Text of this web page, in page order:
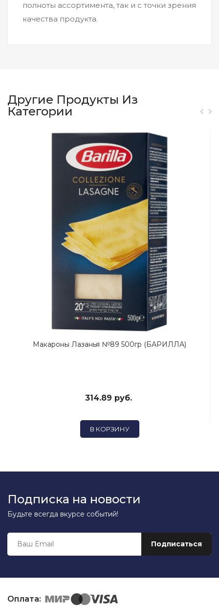
полноты ассортимента, так и с точки зрения
качества продукта.
Другие Продукты Из
Категории
Макароны Лазанья №89 500гр (БАРИЛЛА)
314.89 руб.
В КОРЗИНУ
Подписка на новости
Будьте всегда вкурсе событий!
Оплата: